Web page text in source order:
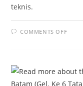
teknis.
COMMENTS OFF